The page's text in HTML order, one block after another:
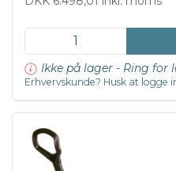
Ikke på lager - Ring for
Erhvervskunde? Husk at logge